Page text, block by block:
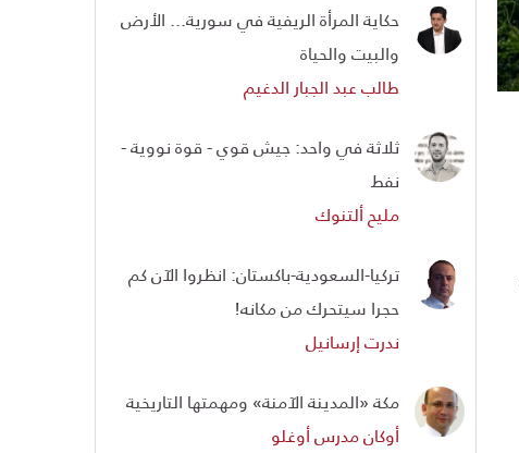
حكاية المرأة الريفية في سورية... الأرض
والبيت والحياة
طالب عبد الجبار الدغيم
ثلاثة في واحد: جيش قوي - قوة نووية -
نفط
مليح ألتنوك
تركيا-السعودية-باكستان: انظروا الآن كم
حجرا سيتحرك من مكانه!
ندرت إرسانيل
مكة «المدينة الآمنة» ومهمتها التاريخية
أوكان مدرس أوغلو